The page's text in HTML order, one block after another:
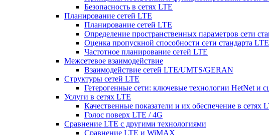
Безопасность в сетях LTE
Планирование сетей LTE
Планирование сетей LTE
Определение пространственных параметров сети
Оценка пропускной способности сети стандарта LTE
Частотное планирование сетей LTE
Межсетевое взаимодействие
Взаимодействие сетей LTE/UMTS/GERAN
Структуры сетей LTE
Гетерогенные сети: ключевые технологии HetNet и
Услуги в сетях LTE
Качественные показатели и их обеспечение в сетях
Голос поверх LTE / 4G
Сравнение LTE с другими технологиями
Сравнение LTE и WiMAX